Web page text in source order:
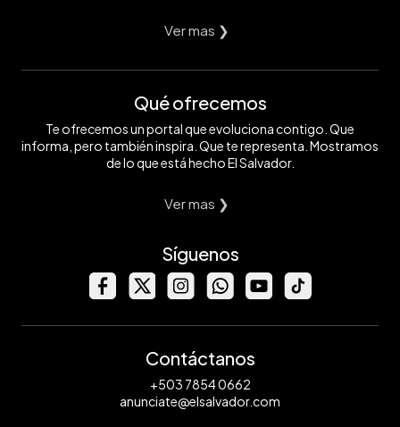
Ver mas ❯
Qué ofrecemos
Te ofrecemos un portal que evoluciona contigo. Que
informa, pero también inspira. Que te representa. Mostramos
de lo que está hecho El Salvador.
Ver mas ❯
Síguenos
Contáctanos
+503 7854 0662
anunciate@elsalvador.com